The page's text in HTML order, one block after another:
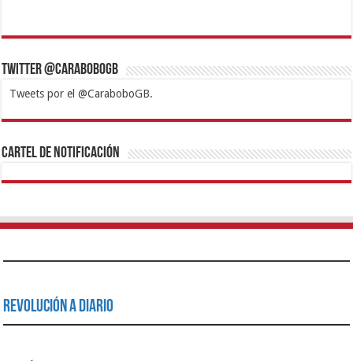
Twitter @CaraboboGB
Tweets por el @CaraboboGB.
1xbetBetturkeyBetistKralbetSupertotobetTipobetMatadorbetMariobet
https://mvbcasino.com/
Cartel de Notificación
Revolución a Diario